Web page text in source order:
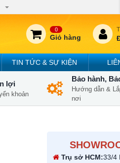
0
Giỏ hàng
TIN TỨC & SỰ KIỆN
lợi
khoản
Bảo hành,
Hướng dẫn &
nơi
Trụ sở HCM:33/4